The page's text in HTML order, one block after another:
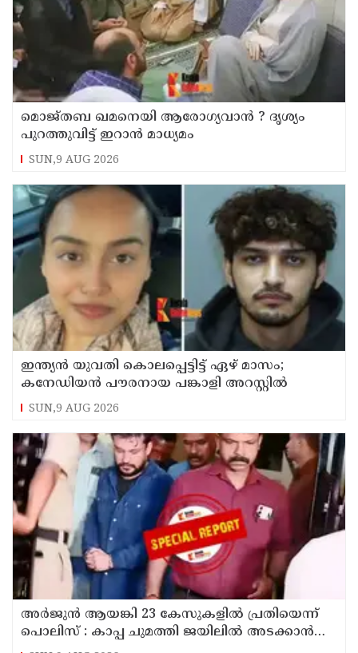
മൊജ്തബ ഖമനെയി ആരോഗ്യവാന്‍ ? ദൃശ്യം
പുറത്തുവിട്ട് ഇറാന്‍ മാധ്യമം
SUN,9 AUG 2026
ഇന്ത്യന്‍ യുവതി കൊലപ്പെട്ടിട്ട് ഏഴ് മാസം;
കനേഡിയന്‍ പൗരനായ പങ്കാളി അറസ്റ്റില്‍
SUN,9 AUG 2026
അര്‍ജുന്‍ ആയങ്കി 23 കേസുകളില്‍ പ്രതിയെന്ന്
പൊലിസ് : കാപ്പ ചുമത്തി ജയിലില്‍ അടക്കാന്‍
നീക്കം